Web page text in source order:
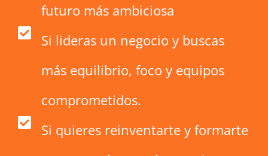
futuro más ambiciosa
Si lideras un negocio y buscas
más equilibrio, foco y equipos
comprometidos.
Si quieres reinventarte y formarte